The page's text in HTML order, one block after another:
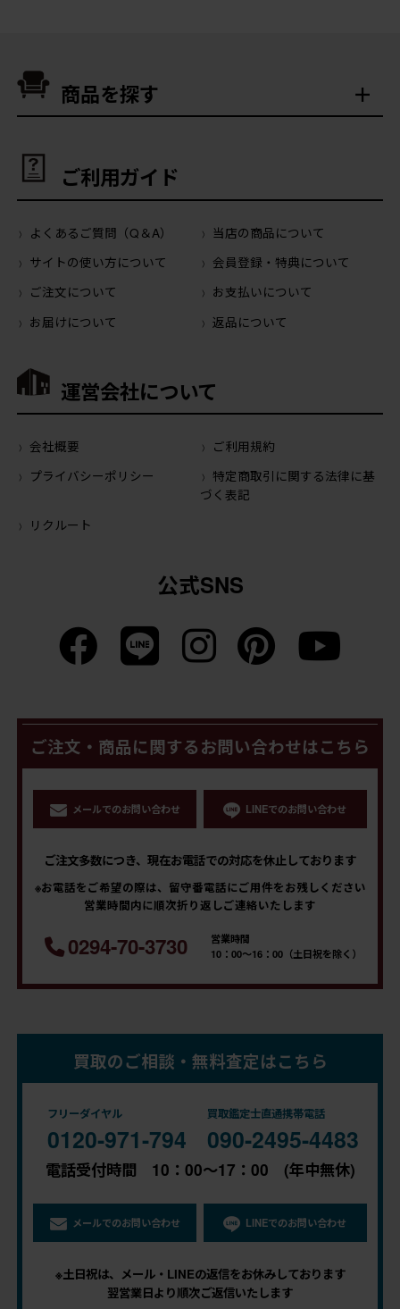
商品を探す
ご利用ガイド
よくあるご質問（Q＆A）
当店の商品について
サイトの使い方について
会員登録・特典について
ご注文について
お支払いについて
お届けについて
返品について
運営会社について
会社概要
ご利用規約
プライバシーポリシー
特定商取引に関する法律に基
づく表記
リクルート
公式SNS
ご注文・商品に関するお問い合わせはこちら
メールでのお問い合わせ LINEでのお問い合わせ
ご注文多数につき、現在お電話での対応を休止しております
※お電話をご希望の際は、留守番電話にご用件をお残しください
営業時間内に順次折り返しご連絡いたします
0294-70-3730
営業時間
10：00～16：00（土日祝を除く）
買取のご相談・無料査定はこちら
フリーダイヤル
0120-971-794
買取鑑定士直通携帯電話
090-2495-4483
電話受付時間 10：00～17：00 (年中無休)
メールでのお問い合わせ LINEでのお問い合わせ
※土日祝は、メール・LINEの返信をお休みしております
翌営業日より順次ご返信いたします